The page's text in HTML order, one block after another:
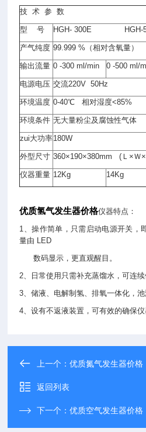
技 术 参 数
型 号 HGH- 300E HGH-
产气纯度 99.999 %（相对含氧量）
输出流量 0 -300 ml/min 0 -500 ml/
电源电压 交流220V 50Hz
环境温度 0-40℃ 相对湿度<85%
环境条件 无大量粉尘及腐蚀性气体
zui大功率180W
外型尺寸 360×190×380mm (Ｌ×Ｗ
仪器重量 12Kg 14Kg
优质氢气发生器价格仪器特点：
1、操作简单，只需启动电源开关，
量由 LED
数码显示，更直观醒目。
2、日常使用只需补充蒸馏水，可连续
3、储液、电解制氢、排氧一体化，池
4、设有不返液装置，可有效的确保仪
上一个：优质氮气发生器价格
返回列表
下一个：优质空气发生器价格